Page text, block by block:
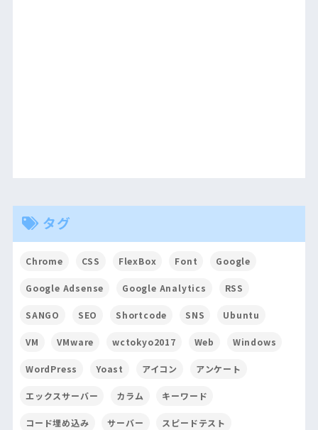
タグ
Chrome CSS FlexBox Font Google
Google Adsense Google Analytics RSS
SANGO SEO Shortcode SNS Ubuntu
VM VMware wctokyo2017 Web Windows
WordPress Yoast アイコン アンケート
エックスサーバー カラム キーワード
コード埋め込み サーバー スピードテスト